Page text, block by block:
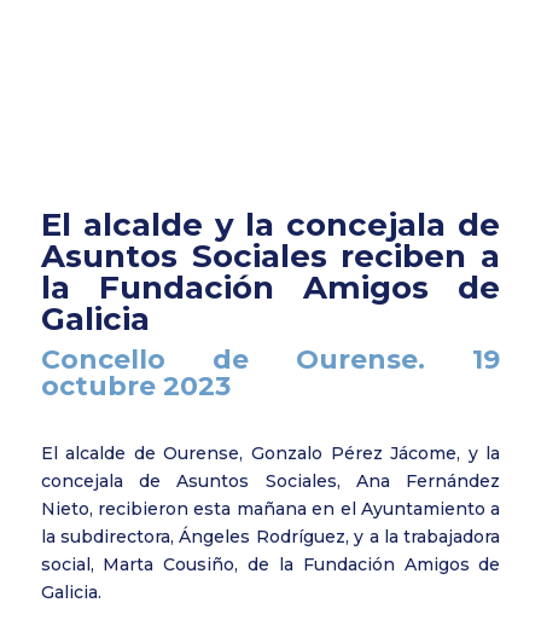
El alcalde y la concejala de
Asuntos Sociales reciben a
la Fundación Amigos de
Galicia
Concello de Ourense. 19
octubre 2023
El alcalde de Ourense, Gonzalo Pérez Jácome, y la
concejala de Asuntos Sociales, Ana Fernández
Nieto, recibieron esta mañana en el Ayuntamiento a
la subdirectora, Ángeles Rodríguez, y a la trabajadora
social, Marta Cousiño, de la Fundación Amigos de
Galicia.